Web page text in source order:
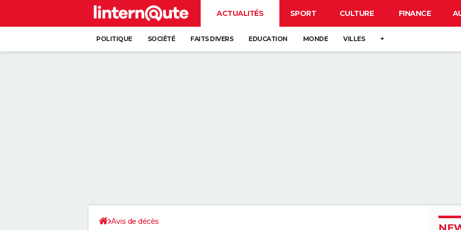
ACTUALITÉS SPORT CULTURE FINANCE
POLITIQUE SOCIÉTÉ FAITS DIVERS EDUCATION MONDE VILLES +
Avis de décès